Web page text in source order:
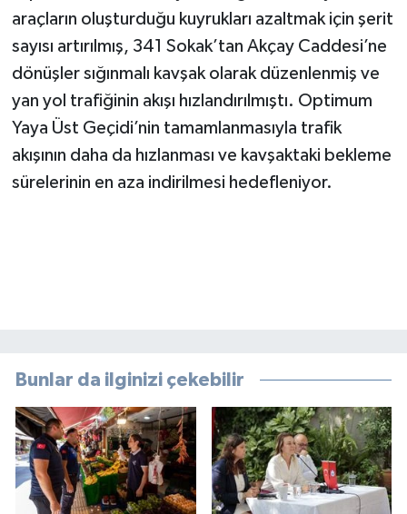
araçların oluşturduğu kuyrukları azaltmak için şerit
sayısı artırılmış, 341 Sokak’tan Akçay Caddesi’ne
dönüşler sığınmalı kavşak olarak düzenlenmiş ve
yan yol trafiğinin akışı hızlandırılmıştı. Optimum
Yaya Üst Geçidi’nin tamamlanmasıyla trafik
akışının daha da hızlanması ve kavşaktaki bekleme
sürelerinin en aza indirilmesi hedefleniyor.
Bunlar da ilginizi çekebilir